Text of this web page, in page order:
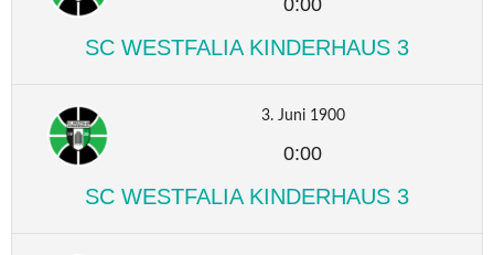
SC WESTFALIA KINDERHAUS 3
3. Juni 1900
0:00
SC WESTFALIA KINDERHAUS 3